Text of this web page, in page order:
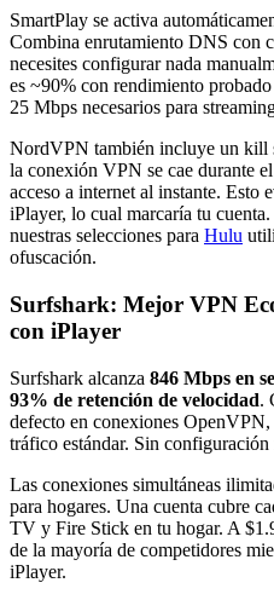
SmartPlay se activa
Combina enrutamiento DNS con
necesites configurar nada
es ~90% con rendimiento
25 Mbps necesarios para
NordVPN también incluye un kill
la conexión VPN se cae durante
acceso a internet al instante. Esto
iPlayer, lo cual marcaría tu
nuestras selecciones para Hulu
ofuscación.
Surfshark: Mejor VPN
con iPlayer
Surfshark alcanza 846 Mbps en
93% de retención de velocidad.
defecto en conexiones
tráfico estándar. Sin configuración
Las conexiones simultáneas
para hogares. Una cuenta cubre
TV y Fire Stick en tu hogar. A
de la mayoría de competidores
iPlayer.